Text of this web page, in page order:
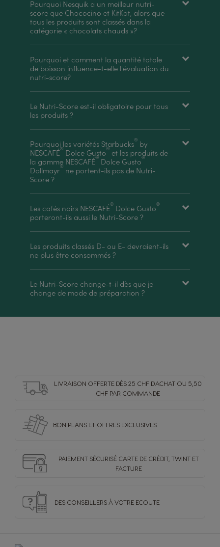
Pourquoi Nesquik a un meilleur nutri-
score que Chococino et KitKat, alors que
tous les produits sont classés dans la
catégorie « chocolats chauds »?
Pourquoi et comment la quantité totale
de boisson influence-t-elle l'évaluation du
nutri-score?
Le Nutri-Score est-il obligatoire pour tous
les produits ?
Pourquoi les variétés Starbucks®by
NESCAFÉ®Dolce Gusto®et les produits de
la gamme NESCAFÉ®Dolce Gusto®
Dallmayr®ne portent-ils pas de Nutri-
Score ?
Les cafés noirs NESCAFÉ®Dolce Gusto®
porteront-ils aussi le Nutri-Score ?
Les produits classés D- ou E- devraient-ils
ne plus être consommés ?
Le Nutri-Score change-t-il dès que je
change de mode de préparation ?
LIVRAISON OFFERTE DÈS 25 CHF D'ACHAT OU 5,50
CHF PAR COMMANDE
BON PLANS ET OFFRES EXCLUSIVES
PAIEMENT SÉCURISÉ CARTE DE CRÉDIT, TWINT ET
FACTURE
DES CONSEILLERS À VOTRE ECOUTE